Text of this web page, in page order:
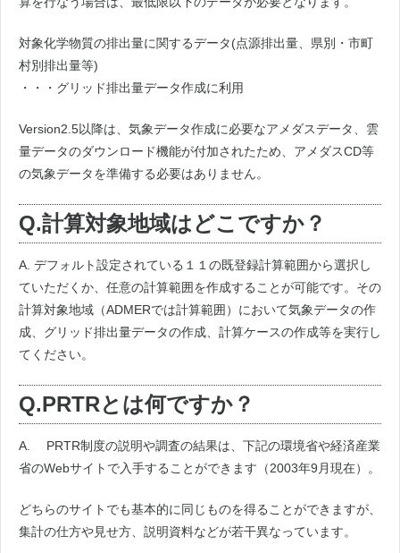
対象化学物質の排出量に関するデータ(点源排出量、県別・市町
村別排出量等)
・・・グリッド排出量データ作成に利用
Version2.5以降は、気象データ作成に必要なアメダスデータ、雲
量データのダウンロード機能が付加されたため、アメダスCD等
の気象データを準備する必要はありません。
Q.計算対象地域はどこですか？
A. デフォルト設定されている１１の既登録計算範囲から選択し
ていただくか、任意の計算範囲を作成することが可能です。その
計算対象地域（ADMERでは計算範囲）において気象データの作
成、グリッド排出量データの作成、計算ケースの作成等を実行し
てください。
Q.PRTRとは何ですか？
A. PRTR制度の説明や調査の結果は、下記の環境省や経済産業
省のWebサイトで入手することができます（2003年9月現在）。
どちらのサイトでも基本的に同じものを得ることができますが、
集計の仕方や見せ方、説明資料などが若干異なっています。